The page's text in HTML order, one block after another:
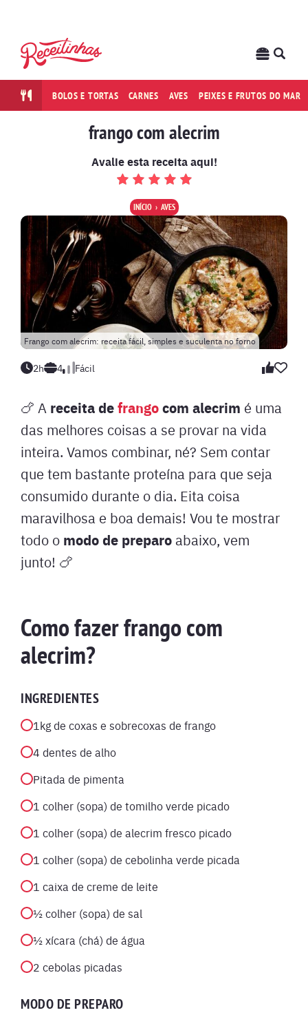
BOLOS E TORTAS CARNES AVES PEIXES E FRUTOS DO MAR
frango com alecrim
Avalie esta receita aqui!
INÍCIO AVES
Frango com alecrim: receita fácil, simples e suculenta no forno
2h 4 Fácil
🍗 A receita defrangocom alecrim é uma
das melhores coisas a se provar na vida
inteira. Vamos combinar, né? Sem contar
que tem bastante proteína para que seja
consumido durante o dia. Eita coisa
maravilhosa e boa demais! Vou te mostrar
todo o modo de preparo abaixo, vem
junto! 🍗
Como fazer frango com
alecrim?
INGREDIENTES
1kg de coxas e sobrecoxas de frango
4 dentes de alho
Pitada de pimenta
1 colher (sopa) de tomilho verde picado
1 colher (sopa) de alecrim fresco picado
1 colher (sopa) de cebolinha verde picada
1 caixa de creme de leite
½ colher (sopa) de sal
½ xícara (chá) de água
2 cebolas picadas
MODO DE PREPARO